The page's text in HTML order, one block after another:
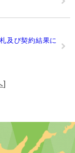
及び契約結果に
]